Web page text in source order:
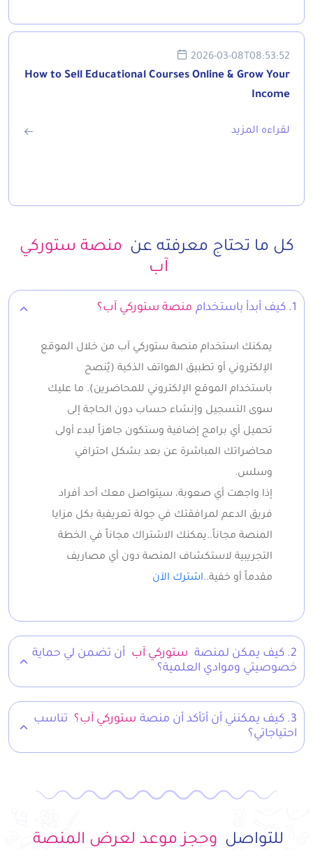
2026-03-08T08:53:52
How to Sell Educational Courses Online & Grow Your
Income
لقراءه المزيد
كل ما تحتاج معرفته عن منصة ستوركي
آب
1. كيف أبدأ باستخدام منصة ستوركي آب؟
يمكنك استخدام منصة ستوركي آب من خلال الموقع
الإلكتروني أو تطبيق الهواتف الذكية (يُنصح
باستخدام الموقع الإلكتروني للمحاضرين). ما عليك
سوى التسجيل وإنشاء حساب دون الحاجة إلى
تحميل أي برامج إضافية وستكون جاهزاً لبدء أولى
محاضراتك المباشرة عن بعد بشكل احترافي
وسلس.
إذا واجهت أي صعوبة، سيتواصل معك أحد أفراد
فريق الدعم لمرافقتك في جولة تعريفية بكل مزايا
المنصة مجاناً..يمكنك الاشتراك مجاناً في الخطة
التجريبية لاستكشاف المنصة دون أي مصاريف
مقدماً أو خفية..اشترك الآن
2. كيف يمكن لمنصة ستوركي آب
أن تضمن لي حماية
خصوصيتي وموادي العلمية؟
3. كيف يمكنني أن أتأكد أن منصة ستوركي آب؟
تناسب
احتياجاتي؟
للتواصل وحجز موعد لعرض المنصة